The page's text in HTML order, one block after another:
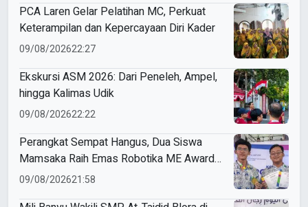
PCA Laren Gelar Pelatihan MC, Perkuat
Keterampilan dan Kepercayaan Diri Kader
09/08/202622:27
Ekskursi ASM 2026: Dari Peneleh, Ampel,
hingga Kalimas Udik
09/08/202622:22
Perangkat Sempat Hangus, Dua Siswa
Mamsaka Raih Emas Robotika ME Awards
2026
09/08/202621:58